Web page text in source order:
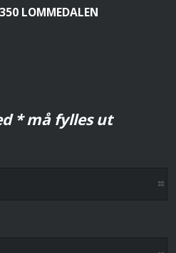
LOMMEDALEN
* må fylles ut